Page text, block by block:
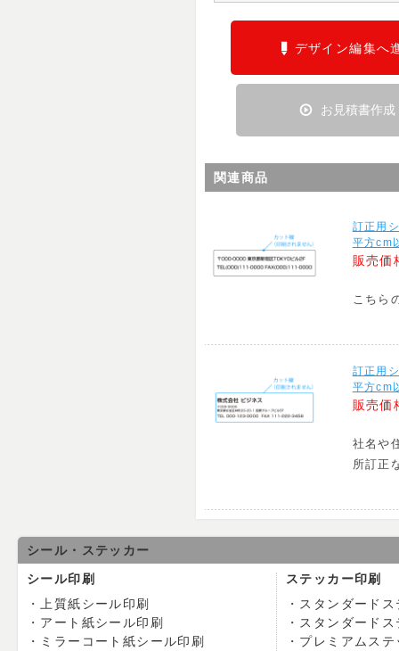
お見積書作成
デザイン編集へ
関連商品
訂正用
平方cm
販売価
こちら
訂正用
平方cm
販売価
社名や
所訂正
シール・ステッカー
シール印刷
上質紙シール印刷
アート紙シール印刷
ミラーコート紙シール印刷
ステッカー印刷
スタンダード
スタンダード
プレミアムステ